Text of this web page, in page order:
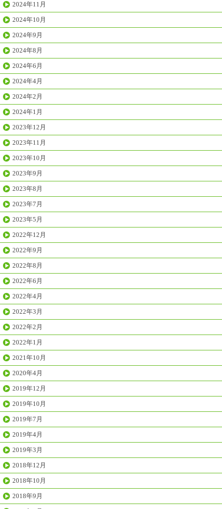
2024年11月
2024年10月
2024年9月
2024年8月
2024年6月
2024年4月
2024年2月
2024年1月
2023年12月
2023年11月
2023年10月
2023年9月
2023年8月
2023年7月
2023年5月
2022年12月
2022年9月
2022年8月
2022年6月
2022年4月
2022年3月
2022年2月
2022年1月
2021年10月
2020年4月
2019年12月
2019年10月
2019年7月
2019年4月
2019年3月
2018年12月
2018年10月
2018年9月